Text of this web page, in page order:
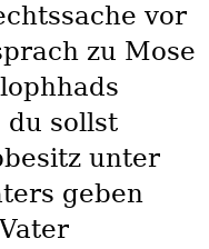
vor
zu Mose
du sollst
unter
geben